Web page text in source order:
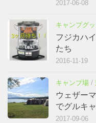
2017-06-08
キャンプグ
フジカハ
たち
2016-11-19
キャンプ場 /
ウェザー
でグルキ
2017-09-06